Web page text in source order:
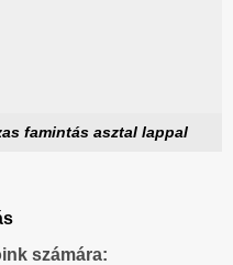
famintás asztal lappal
számára: